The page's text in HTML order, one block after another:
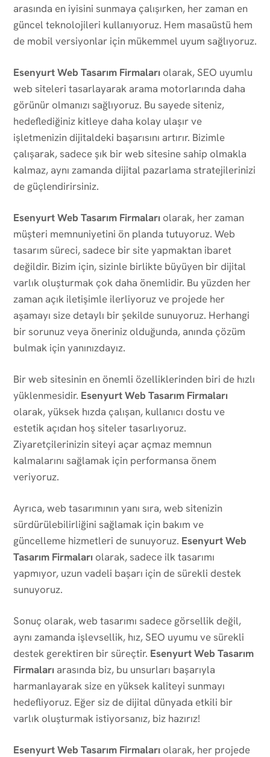
arasında en iyisini sunmaya çalışırken, her zaman en
güncel teknolojileri kullanıyoruz. Hem masaüstü hem
de mobil versiyonlar için mükemmel uyum sağlıyoruz.
Esenyurt Web Tasarım Firmaları olarak, SEO uyumlu
web siteleri tasarlayarak arama motorlarında daha
görünür olmanızı sağlıyoruz. Bu sayede siteniz,
hedeflediğiniz kitleye daha kolay ulaşır ve
işletmenizin dijitaldeki başarısını artırır. Bizimle
çalışarak, sadece şık bir web sitesine sahip olmakla
kalmaz, aynı zamanda dijital pazarlama stratejilerinizi
de güçlendirirsiniz.
Esenyurt Web Tasarım Firmaları olarak, her zaman
müşteri memnuniyetini ön planda tutuyoruz. Web
tasarım süreci, sadece bir site yapmaktan ibaret
değildir. Bizim için, sizinle birlikte büyüyen bir dijital
varlık oluşturmak çok daha önemlidir. Bu yüzden her
zaman açık iletişimle ilerliyoruz ve projede her
aşamayı size detaylı bir şekilde sunuyoruz. Herhangi
bir sorunuz veya öneriniz olduğunda, anında çözüm
bulmak için yanınızdayız.
Bir web sitesinin en önemli özelliklerinden biri de hızlı
yüklenmesidir. Esenyurt Web Tasarım Firmaları
olarak, yüksek hızda çalışan, kullanıcı dostu ve
estetik açıdan hoş siteler tasarlıyoruz.
Ziyaretçilerinizin siteyi açar açmaz memnun
kalmalarını sağlamak için performansa önem
veriyoruz.
Ayrıca, web tasarımının yanı sıra, web sitenizin
sürdürülebilirliğini sağlamak için bakım ve
güncelleme hizmetleri de sunuyoruz. Esenyurt Web
Tasarım Firmaları olarak, sadece ilk tasarımı
yapmıyor, uzun vadeli başarı için de sürekli destek
sunuyoruz.
Sonuç olarak, web tasarımı sadece görsellik değil,
aynı zamanda işlevsellik, hız, SEO uyumu ve sürekli
destek gerektiren bir süreçtir. Esenyurt Web Tasarım
Firmaları arasında biz, bu unsurları başarıyla
harmanlayarak size en yüksek kaliteyi sunmayı
hedefliyoruz. Eğer siz de dijital dünyada etkili bir
varlık oluşturmak istiyorsanız, biz hazırız!
Esenyurt Web Tasarım Firmaları olarak, her projede